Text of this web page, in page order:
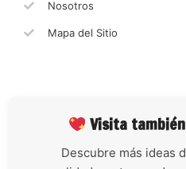
Nosotros
Mapa del Sitio
Visita
Descubre más ideas